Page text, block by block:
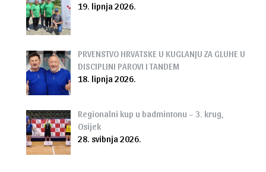
19. lipnja 2026.
PRVENSTVO HRVATSKE U KUGLANJU ZA GLUHE U
DISCIPLINI PAROVI I TANDEM
18. lipnja 2026.
Regionalni kup u badmintonu – 3. krug,
Osijek
28. svibnja 2026.